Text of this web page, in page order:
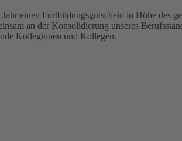
einen Fortbildungsgutschein in Höhe des
an der Konsolidierung unseres
Kolleginnen und Kollegen.